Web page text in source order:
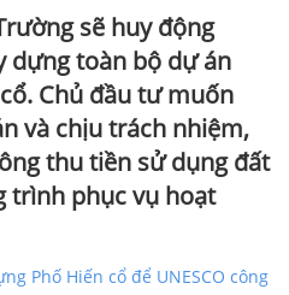
sẽ huy động
dựng toàn bộ dự án
Chủ đầu tư muốn
và chịu trách nhiệm,
thu tiền sử dụng đất
trình phục vụ hoạt
Phố Hiến cổ để UNESCO công